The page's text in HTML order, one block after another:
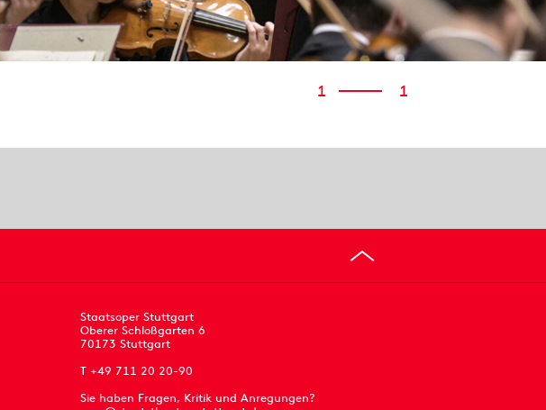
1 1
Staatsoper Stuttgart
Oberer Schloßgarten 6
70173 Stuttgart
T +49 711 20 20-90
Sie haben Fragen, Kritik und Anregungen?